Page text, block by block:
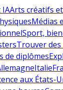
Arts créatifs
Médias
Sport,
Trouver des
de diplômes
Italie
aux États-